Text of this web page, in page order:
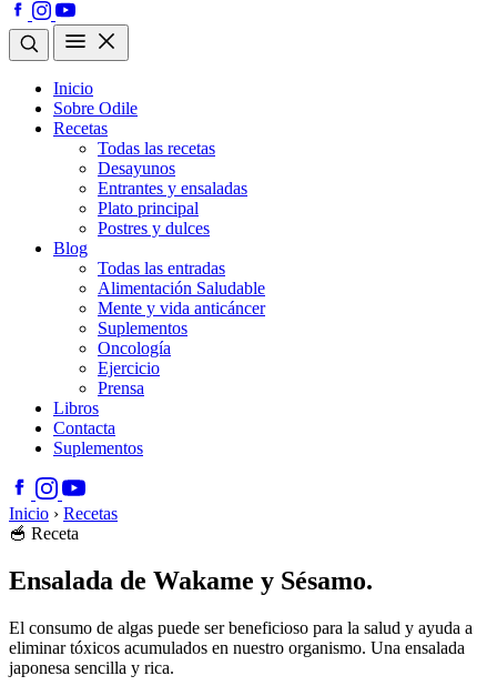
Inicio
Sobre Odile
Recetas
Todas las recetas
Desayunos
Entrantes y ensaladas
Plato principal
Postres y dulces
Blog
Todas las entradas
Alimentación Saludable
Mente y vida anticáncer
Suplementos
Oncología
Ejercicio
Prensa
Libros
Contacta
Suplementos
Inicio › Recetas
🥣 Receta
Ensalada de Wakame y Sésamo.
El consumo de algas puede ser beneficioso para la salud y ayuda a
eliminar tóxicos acumulados en nuestro organismo. Una ensalada
japonesa sencilla y rica.